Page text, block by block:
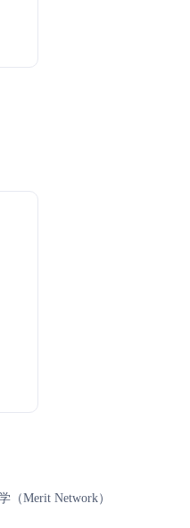
Merit Network）